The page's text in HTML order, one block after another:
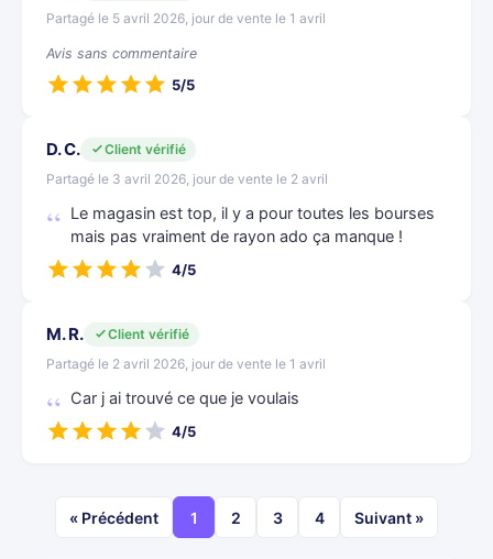
Partagé le 5 avril 2026, jour de vente le 1 avril
Avis sans commentaire
5/5
D. C.
Client vérifié
Partagé le 3 avril 2026, jour de vente le 2 avril
Le magasin est top, il y a pour toutes les bourses
mais pas vraiment de rayon ado ça manque !
4/5
M. R.
Client vérifié
Partagé le 2 avril 2026, jour de vente le 1 avril
Car j ai trouvé ce que je voulais
4/5
« Précédent 1 2 3 4 Suivant »